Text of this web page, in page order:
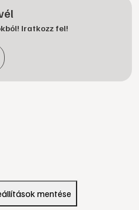
Iratkozz fel!
mentése